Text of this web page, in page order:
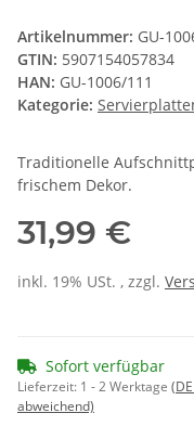
Artikelnummer: GU-
GTIN: 5907154057834
HAN: GU-1006/111
Kategorie:
Traditionelle
frischem Dekor.
31,99 €
inkl. 19% USt. , zzgl.
Sofort verfügbar
Lieferzeit: 1 - 2 Werktage
abweichend)